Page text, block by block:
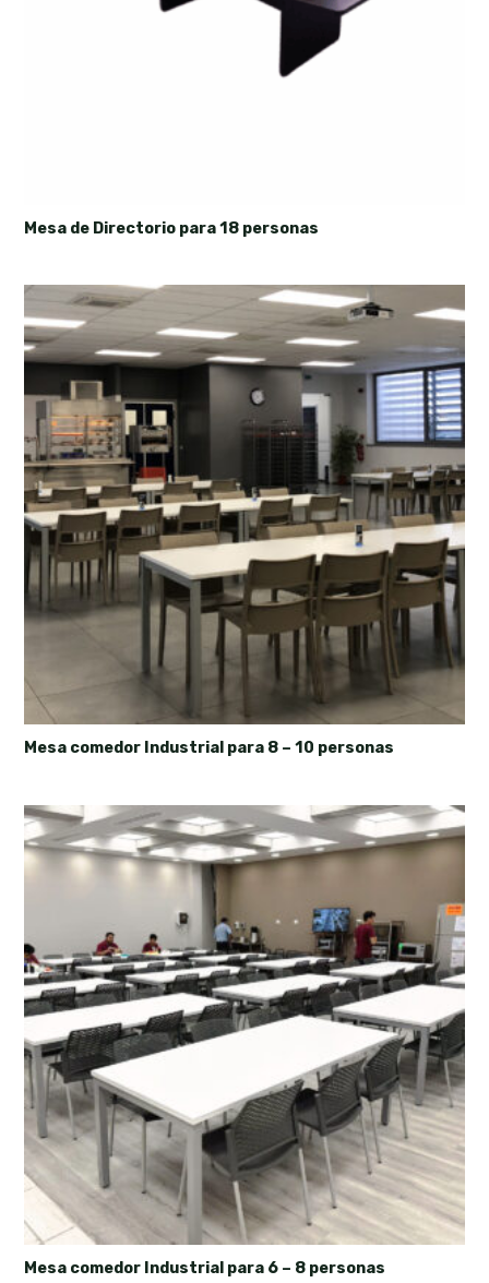
Mesa de Directorio para 18 personas
Mesa comedor Industrial para 8 – 10 personas
Mesa comedor Industrial para 6 – 8 personas